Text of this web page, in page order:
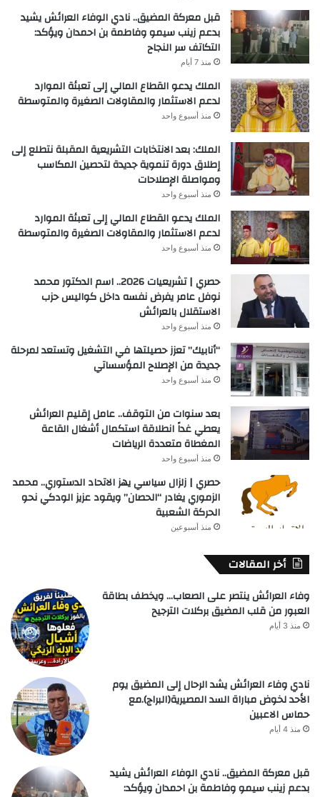
قبل معركة المضيق.. نادي الوفاء العرائش يشيد
بدعم زينب سيمو وفاطمة بن احمدان ويؤكد:
التكاتف سر النجاح
منذ 7 أيام
الملك يدعو القطاع المالي إلى تعبئة الموارد
لدعم الاستثمار والمقاولات الصغيرة والمتوسطة
منذ أسبوع واحد
الملك: بعد الانتخابات التشريعية المقبلة نتطلع إلى
إطلاق دورة تنموية جديدة لتحصين المكاسب
ومواصلة الإصلاحات
منذ أسبوع واحد
الملك يدعو القطاع المالي إلى تعبئة الموارد
لدعم الاستثمار والمقاولات الصغيرة والمتوسطة
منذ أسبوع واحد
حصري | تشريعيات 2026.. اسم الدكتور محمد
نوفل عامر يفرض نفسه داخل كواليس حزب
الاستقلال بالعرائش
منذ أسبوع واحد
“أنابيك” تعزز حصيلتها في التشغيل وتستعد لمرحلة
جديدة من الإصلاح المؤسساتي
منذ أسبوع واحد
بعد سنوات من التوقف.. عامل إقليم العرائش
يعطي غداً انطلاقة استكمال أشغال القاعة
المغطاة متعددة الرياضات
منذ أسبوع واحد
حصري | زلزال سياسي يهز الاتحاد الدستوري.. محمد
الزموري يغادر “الحصان” ويقود عزيز الودكي نحو
الحركة الشعبية
منذ أسبوعين
أخر المقالات
وفاء العرائش ينتصر على الصعاب… ويخطف بطاقة
العبور من قلب المضيق بركلات الترجيح
منذ 3 أيام
نادي وفاء العرائش يشد الرحال إلى المضيق يوم
الأحد لخوض مباراة السد المصيرية(البراج).مع
حماس الاعبين
منذ 4 أيام
قبل معركة المضيق.. نادي الوفاء العرائش يشيد
بدعم زينب سيمو وفاطمة بن احمدان ويؤكد: